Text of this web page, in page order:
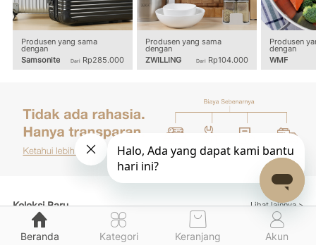
Produsen yang sama
dengan
Samsonite
Dari Rp285.000
Produsen yang sama
dengan
ZWILLING
Dari Rp104.000
Produsen
dengan
WMF
Koleksi Baru Lihat lainnya >
Beranda Kategori Keranjang Akun